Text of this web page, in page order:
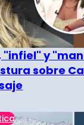
"infiel" y
sobre